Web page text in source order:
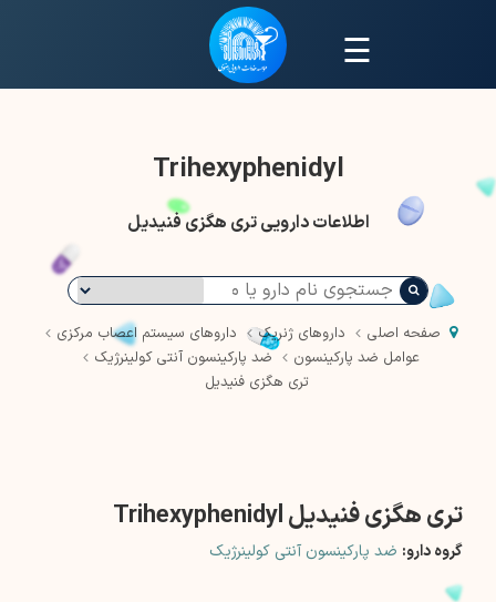
☰
Trihexyphenidyl
اطلاعات دارویی تری هگزی فنیدیل
صفحه اصلی داروهای ژنریک
داروهای سیستم اعصاب مرکزی
عوامل ضد پارکینسون
ضد پارکینسون آنتی کولینرژیک
تری هگزی فنیدیل
تری هگزی فنیدیل Trihexyphenidyl
گروه دارو: ضد پارکینسون آنتی کولینرژیک